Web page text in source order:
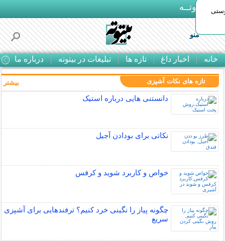
بـیتوتــه
منو
خانه اخبار داغ تازه ها تبلیغات در بیتوته درباره ما
تازه های نکات آشپزی
دانستنی هایی درباره استیک
نکاتی برای بودادن آجیل
خواص و کاربرد شوید و کرفس
چگونه پیاز را نگینی خرد کنیم؟ ترفندهایی برای آشپزی
سریع
بیشتر